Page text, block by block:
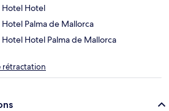
Hotel Hotel
Palma de Mallorca
Hotel Palma de Mallorca
rétractation